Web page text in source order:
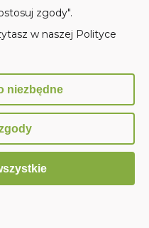
(np.
nie ma miejsca
zgody".
w naszej Polityce
niezbędne